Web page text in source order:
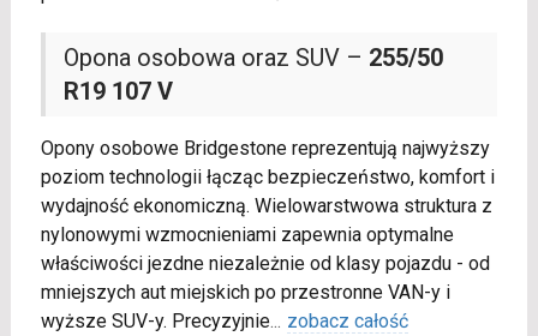
Opona osobowa oraz SUV – 255/50
R19 107 V
Opony osobowe Bridgestone reprezentują najwyższy
poziom technologii łącząc bezpieczeństwo, komfort i
wydajność ekonomiczną. Wielowarstwowa struktura z
nylonowymi wzmocnieniami zapewnia optymalne
właściwości jezdne niezależnie od klasy pojazdu - od
mniejszych aut miejskich po przestronne VAN-y i
wyższe SUV-y. Precyzyjnie... zobacz całość